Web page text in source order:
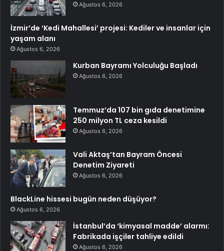
Ağustos 6, 2026
İzmir’de ‘Kedi Mahallesi’ projesi: Kediler ve insanlar için
yaşam alanı
Ağustos 6, 2026
Kurban Bayramı Yolculuğu Başladı
Ağustos 6, 2026
Temmuz’da 107 bin gıda denetimine
250 milyon TL ceza kesildi
Ağustos 6, 2026
Vali Aktaş’tan Bayram Öncesi
Denetim Ziyareti
Ağustos 6, 2026
BlackLine hissesi bugün neden düşüyor?
Ağustos 6, 2026
İstanbul’da ‘kimyasal madde’ alarmı:
Fabrikada işçiler tahliye edildi
Ağustos 6, 2026